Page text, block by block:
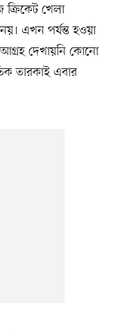
ক্রিকেট খেলা
এখন পর্যন্ত হওয়া
দেখায়নি কোনো
তারকাই এবার